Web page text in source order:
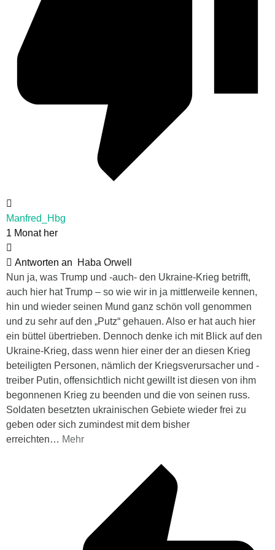
Manfred_Hbg
1 Monat her
Antworten an
Haba Orwell
Nun ja, was Trump und -auch- den Ukraine-Krieg betrifft,
auch hier hat Trump – so wie wir in ja mittlerweile kennen,
hin und wieder seinen Mund ganz schön voll genommen
und zu sehr auf den „Putz“ gehauen. Also er hat auch hier
ein büttel übertrieben. Dennoch denke ich mit Blick auf den
Ukraine-Krieg, dass wenn hier einer der an diesen Krieg
beteiligten Personen, nämlich der Kriegsverursacher und -
treiber Putin, offensichtlich nicht gewillt ist diesen von ihm
begonnenen Krieg zu beenden und die von seinen russ.
Soldaten besetzten ukrainischen Gebiete wieder frei zu
geben oder sich zumindest mit dem bisher
erreichten… Mehr